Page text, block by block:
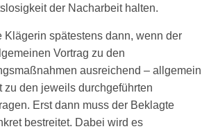
der Nacharbeit halten.
Klägerin spätestens dann, wenn der
Vortrag zu den
ausreichend –
zu den jeweils durchgeführten
Erst dann muss der Beklagte
bestreitet. Dabei wird es